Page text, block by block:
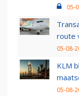
05-
route
05-08-
KLM
05-08-